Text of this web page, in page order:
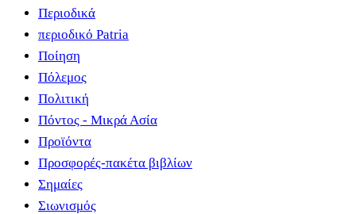
Περιοδικά
περιοδικό Patria
Ποίηση
Πόλεμος
Πολιτική
Πόντος - Μικρά Ασία
Προϊόντα
Προσφορές-πακέτα βιβλίων
Σημαίες
Σιωνισμός